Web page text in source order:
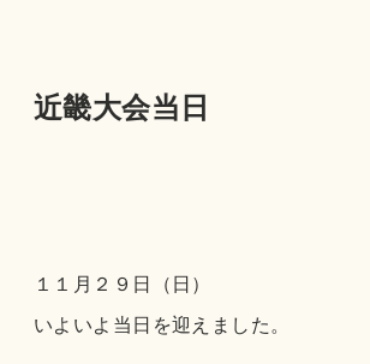
近畿大会当日
１１月２９日（日）
いよいよ当日を迎えました。